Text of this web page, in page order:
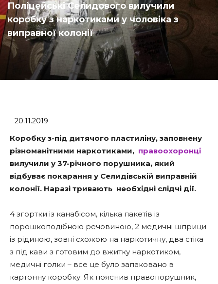
Поліцейські Селидового вилучили
коробку з наркотиками у чоловіка з
виправної колонії
20.11.2019
Коробку з-під дитячого пластиліну, заповнену
різноманітними наркотиками, правоохоронці
вилучили у 37-річного порушника, який
відбуває покарання у Селидівській виправній
колонії. Наразі тривають необхідні слідчі дії.
4 згортки із канабісом, кілька пакетів із
порошкоподібною речовиною, 2 медичні шприци
із рідиною, зовні схожою на наркотичну, два стіка
з під кави з готовим до вжитку наркотиком,
медичні голки – все це було запаковано в
картонну коробку. Як пояснив правопорушник,